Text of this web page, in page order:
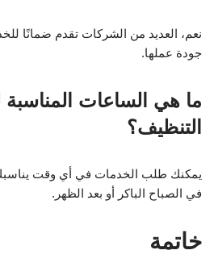
نعم، العديد من الشركات تقدم ضمانًا
جودة عملها.
ما هي الساعات
التنظيف؟
يمكنك طلب الخدمات في أي وقت
في الصباح الباكر أو بعد الظهر.
خاتمة